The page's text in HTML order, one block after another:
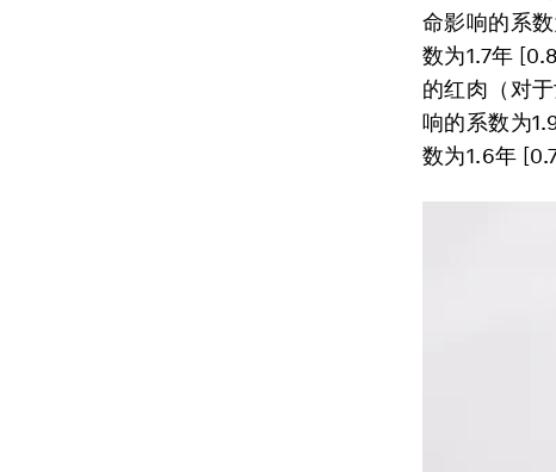
命影响的系
数为1.7年
的红肉（对
响的系数为
数为1.6年